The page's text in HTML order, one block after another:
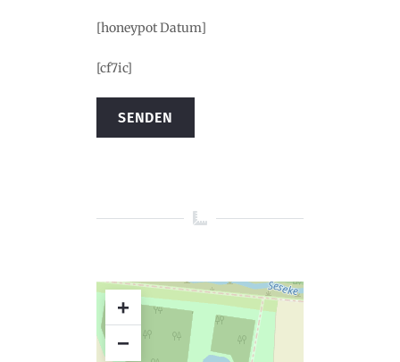
[honeypot Datum]
[cf7ic]
+
−